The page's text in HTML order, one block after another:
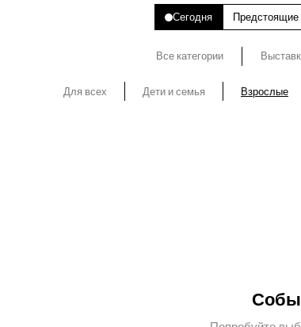
Сегодня Предстоящие
Все категории
Для всех Дети и семья Взрослые